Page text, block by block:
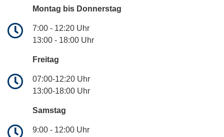
Montag bis Donnerstag
7:00 - 12:20 Uhr
13:00 - 18:00 Uhr
Freitag
07:00-12:20 Uhr
13:00-18:00 Uhr
Samstag
9:00 - 12:00 Uhr